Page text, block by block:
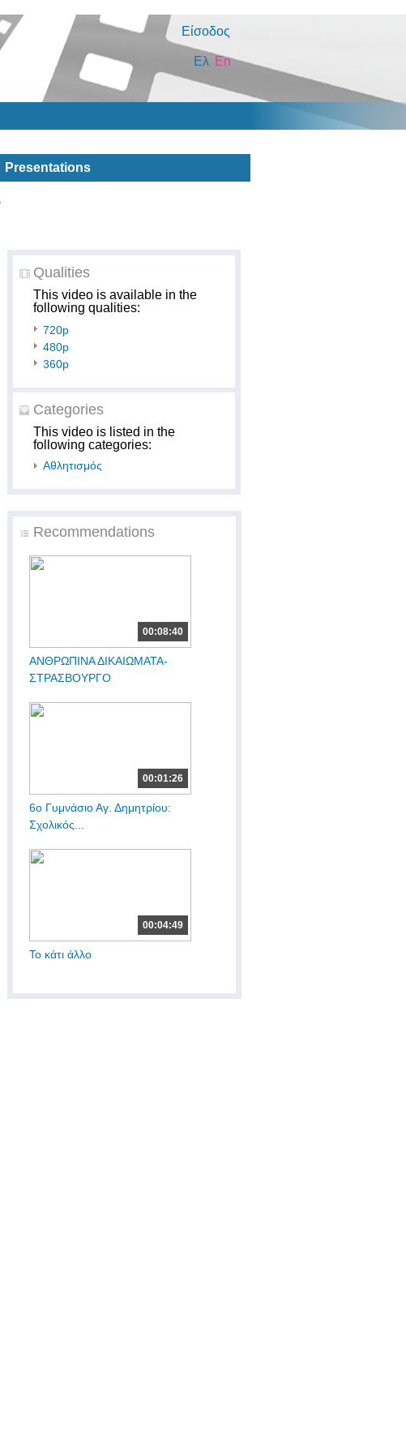
Είσοδος
En
Ελ
Presentations
Qualities
This video is available in the
following qualities:
720p
480p
360p
Categories
This video is listed in the
following categories:
Αθλητισμός
Recommendations
00:08:40
ΑΝΘΡΩΠΙΝΑ ΔΙΚΑΙΩΜΑΤΑ-
ΣΤΡΑΣΒΟΥΡΓΟ
00:01:26
6ο Γυμνάσιο Αγ. Δημητρίου:
Σχολικός...
00:04:49
Το κάτι άλλο